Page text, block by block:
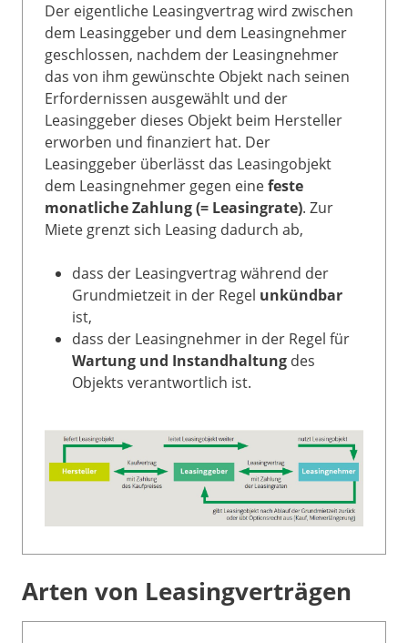
Der eigentliche Leasingvertrag wird zwischen
dem Leasinggeber und dem Leasingnehmer
geschlossen, nachdem der Leasingnehmer
das von ihm gewünschte Objekt nach seinen
Erfordernissen ausgewählt und der
Leasinggeber dieses Objekt beim Hersteller
erworben und finanziert hat. Der
Leasinggeber überlässt das Leasingobjekt
dem Leasingnehmer gegen einefeste
monatliche Zahlung (= Leasingrate). Zur
Miete grenzt sich Leasing dadurch ab,
dass der Leasingvertrag während der
Grundmietzeit in der Regel unkündbar
ist,
dass der Leasingnehmer in der Regel für
Wartung und Instandhaltung des
Objekts verantwortlich ist.
Arten von Leasingverträgen